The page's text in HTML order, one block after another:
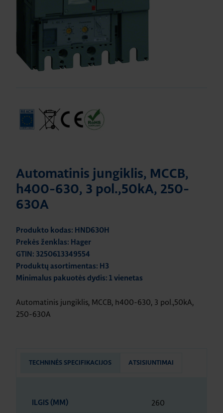
Automatinis jungiklis, MCCB,
h400-630, 3 pol.,50kA, 250-
630A
Produkto kodas: HND630H
Prekės ženklas: Hager
GTIN: 3250613349554
Produktų asortimentas: H3
Minimalus pakuotės dydis: 1 vienetas
Automatinis jungiklis, MCCB, h400-630, 3 pol.,50kA,
250-630A
TECHNINĖS SPECIFIKACIJOS ATSISIUNTIMAI
ILGIS (MM) 260